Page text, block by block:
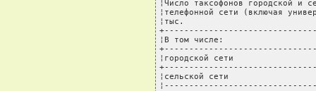
¦Число таксофонов городской
¦телефонной сети (включая
¦тыс.
¦В том числе:
¦городской сети
¦сельской сети